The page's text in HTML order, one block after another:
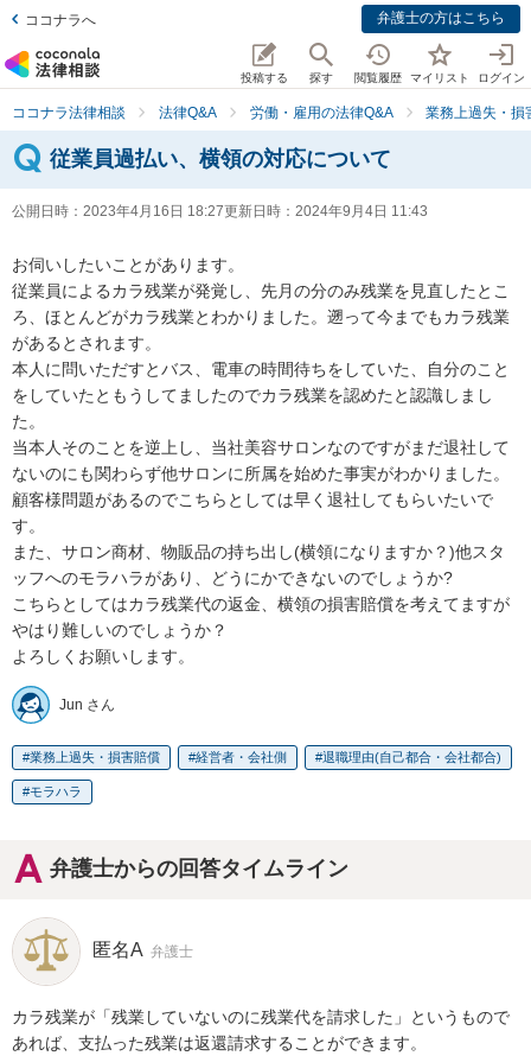
ココナラへ 弁護士の方はこちら
投稿する 探す 閲覧履歴 マイリスト ログイン
ココナラ法律相談 法律Q&A 労働・雇用の法律Q&A 業務上過失・損
従業員過払い、横領の対応について
公開日時： 2023年4月16日 18:27更新日時： 2024年9月4日 11:43
お伺いしたいことがあります。
従業員によるカラ残業が発覚し、先月の分のみ残業を見直したとこ
ろ、ほとんどがカラ残業とわかりました。遡って今までもカラ残業
があるとされます。
本人に問いただすとバス、電車の時間待ちをしていた、自分のこと
をしていたともうしてましたのでカラ残業を認めたと認識しまし
た。
当本人そのことを逆上し、当社美容サロンなのですがまだ退社して
ないのにも関わらず他サロンに所属を始めた事実がわかりました。
顧客様問題があるのでこちらとしては早く退社してもらいたいで
す。
また、サロン商材、物販品の持ち出し(横領になりますか？)他スタ
ッフへのモラハラがあり、どうにかできないのでしょうか?
こちらとしてはカラ残業代の返金、横領の損害賠償を考えてますが
やはり難しいのでしょうか？
よろしくお願いします。
Jun さん
業務上過失・損害賠償 経営者・会社側 退職理由(自己都合・会社都合)
モラハラ
弁護士からの回答タイムライン
匿名A 弁護士
カラ残業が「残業していないのに残業代を請求した」というもので
あれば、支払った残業は返還請求することができます。